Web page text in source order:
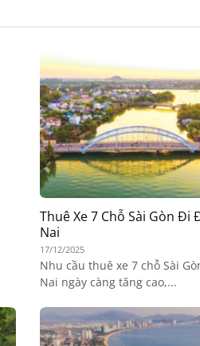
Thuê Xe 7 Chỗ Sài Gòn Đi
Nai
17/12/2025
Nhu cầu thuê xe 7 chỗ Sài
Nai ngày càng tăng cao,...